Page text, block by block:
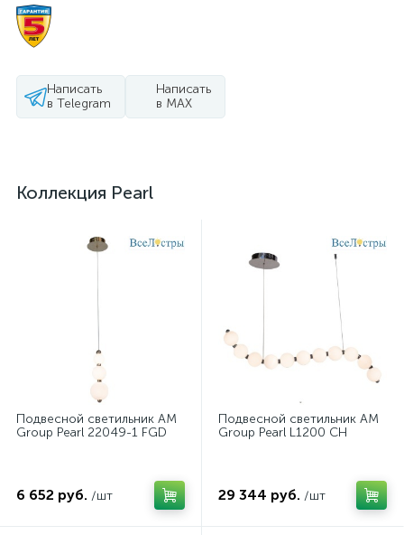
Написать
в Telegram
Написать
в MAX
Коллекция Pearl
Подвесной светильник AM
Group Pearl 22049-1 FGD
6 652 руб. /шт
Подвесной светильник AM
Group Pearl L1200 CH
29 344 руб. /шт